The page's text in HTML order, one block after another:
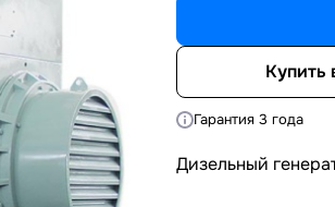
Купить
Гарантия 3 года
Дизельный